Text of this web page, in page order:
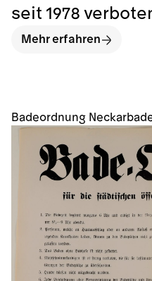
Badeordnung
seit 1978
Mehr erfahren